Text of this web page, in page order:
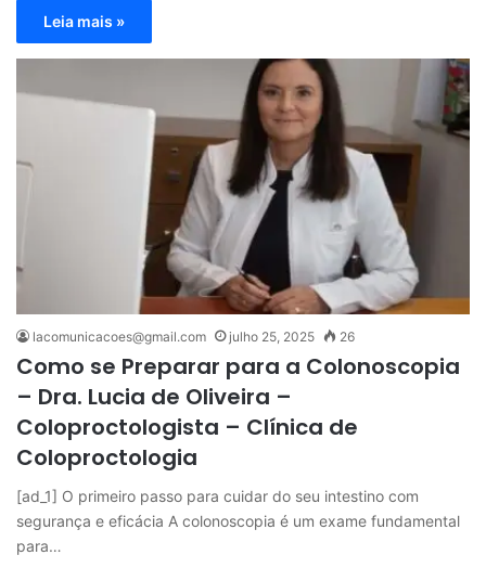
Leia mais »
lacomunicacoes@gmail.com julho 25, 2025 26
Como se Preparar para a Colonoscopia
– Dra. Lucia de Oliveira –
Coloproctologista – Clínica de
Coloproctologia
[ad_1] O primeiro passo para cuidar do seu intestino com
segurança e eficácia A colonoscopia é um exame fundamental
para…